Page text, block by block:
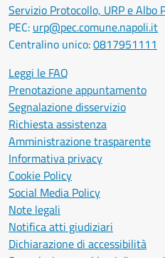
Servizio Protocollo, URP e Albo
PEC: urp@pec.comune.napoli.it
Centralino unico:0817951111
Leggi le FAQ
Prenotazione appuntamento
Segnalazione disservizio
Richiesta assistenza
Amministrazione trasparente
Informativa privacy
Cookie Policy
Social Media Policy
Note legali
Notifica atti giudiziari
Dichiarazione di accessibilità